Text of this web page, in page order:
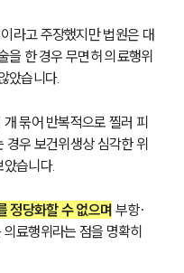
라고 주장했지만 법원은 대
을 한 경우 무면허 의료행위
았습니다.
묶어 반복적으로 찔러 피
경우 보건위생상 심각한 위
습니다.
정당화할 수 없으며 부항·
료행위라는 점을 명확히